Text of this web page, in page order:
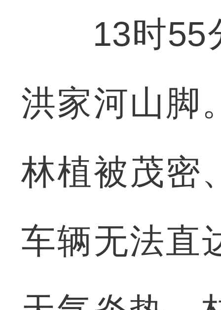
13时55分
洪家河山脚
林植被茂密
车辆无法直